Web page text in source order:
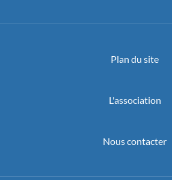
Plan du site
L'association
Nous contacter